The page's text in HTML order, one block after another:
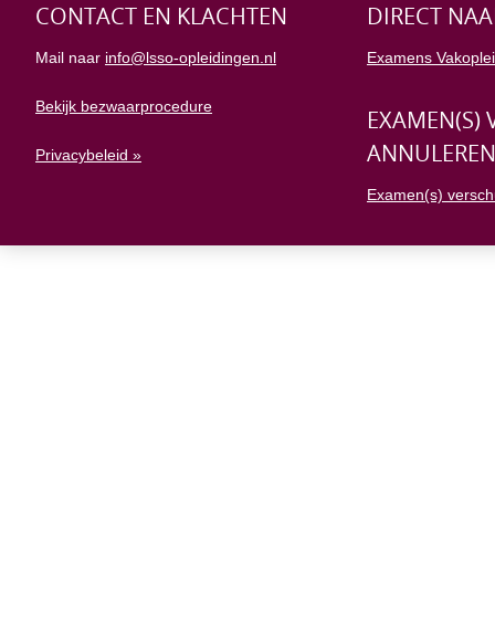
CONTACT EN KLACHTEN
Mail naar info@lsso-opleidingen.nl
Bekijk bezwaarprocedure
Privacybeleid »
DIRECT
Examens
EXAMEN(S)
ANNULEREN
Examen(s)